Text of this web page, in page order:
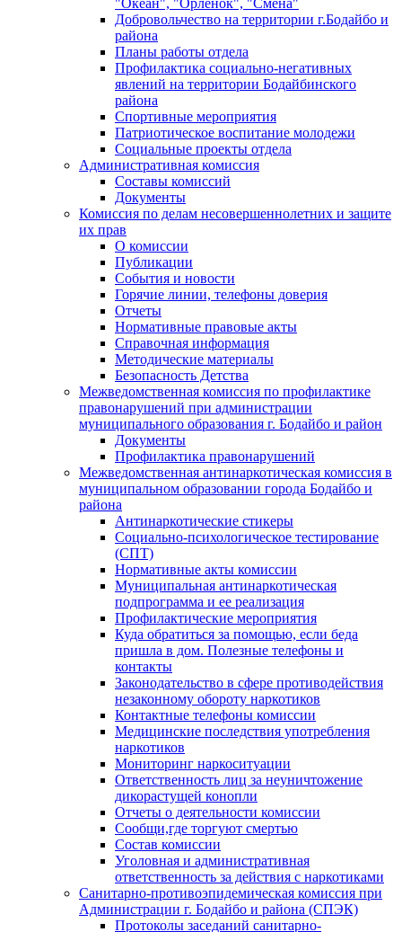
"Океан", "Орленок", "Смена"
Добровольчество на территории г.Бодайбо и
района
Планы работы отдела
Профилактика социально-негативных
явлений на территории Бодайбинского
района
Спортивные мероприятия
Патриотическое воспитание молодежи
Социальные проекты отдела
Административная комиссия
Составы комиссий
Документы
Комиссия по делам несовершеннолетних и защите
их прав
О комиссии
Публикации
События и новости
Горячие линии, телефоны доверия
Отчеты
Нормативные правовые акты
Справочная информация
Методические материалы
Безопасность Детства
Межведомственная комиссия по профилактике
правонарушений при администрации
муниципального образования г. Бодайбо и район
Документы
Профилактика правонарушений
Межведомственная антинаркотическая комиссия в
муниципальном образовании города Бодайбо и
района
Антинаркотические стикеры
Социально-психологическое тестирование
(СПТ)
Нормативные акты комиссии
Муниципальная антинаркотическая
подпрограмма и ее реализация
Профилактические мероприятия
Куда обратиться за помощью, если беда
пришла в дом. Полезные телефоны и
контакты
Законодательство в сфере противодействия
незаконному обороту наркотиков
Контактные телефоны комиссии
Медицинские последствия употребления
наркотиков
Мониторинг наркоситуации
Ответственность лиц за неуничтожение
дикорастущей конопли
Отчеты о деятельности комиссии
Сообщи,где торгуют смертью
Состав комиссии
Уголовная и административная
ответственность за действия с наркотиками
Санитарно-противоэпидемическая комиссия при
Администрации г. Бодайбо и района (СПЭК)
Протоколы заседаний санитарно-